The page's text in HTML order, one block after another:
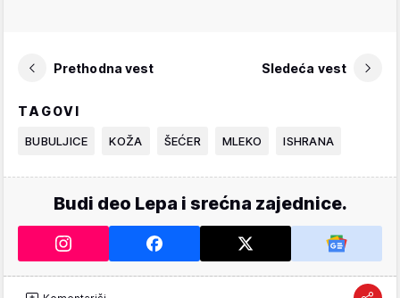
Prethodna vest Sledeća vest
TAGOVI
BUBULJICE KOŽA ŠEĆER MLEKO ISHRANA
Budi deo Lepa i srećna zajednice.